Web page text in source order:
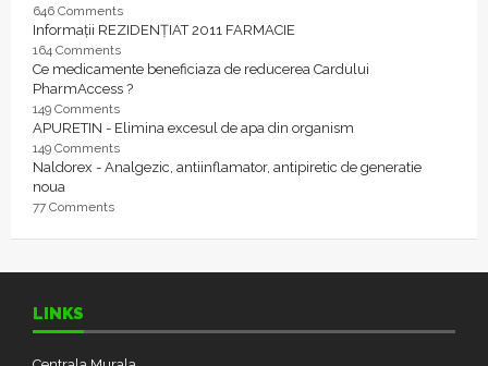
646 Comments
Informații REZIDENȚIAT 2011 FARMACIE
164 Comments
Ce medicamente beneficiaza de reducerea Cardului
PharmAccess ?
149 Comments
APURETIN - Elimina excesul de apa din organism
149 Comments
Naldorex - Analgezic, antiinflamator, antipiretic de generatie
noua
77 Comments
LINKS